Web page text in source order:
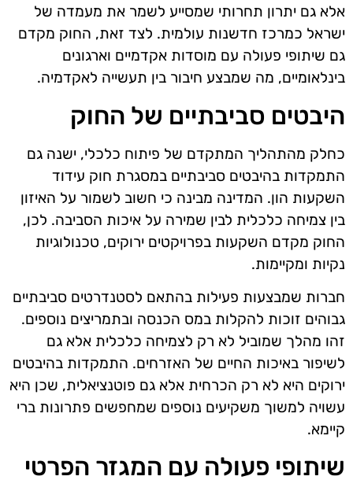
אלא גם יתרון תחרותי שמסייע לשמר את מעמדה של
ישראל כמרכז חדשנות עולמית. לצד זאת, החוק מקדם
גם שיתופי פעולה עם מוסדות אקדמיים וארגונים
בינלאומיים, מה שמבצע חיבור בין תעשייה לאקדמיה.
היבטים סביבתיים של החוק
כחלק מהתהליך המתקדם של פיתוח כלכלי, ישנה גם
התמקדות בהיבטים סביבתיים במסגרת חוק עידוד
השקעות הון. המדינה מבינה כי חשוב לשמור על האיזון
בין צמיחה כלכלית לבין שמירה על איכות הסביבה. לכן,
החוק מקדם השקעות בפרויקטים ירוקים, טכנולוגיות
נקיות ומקיימות.
חברות שמבצעות פעילות בהתאם לסטנדרטים סביבתיים
גבוהים זוכות להקלות במס הכנסה ובתמריצים נוספים.
זהו מהלך שמוביל לא רק לצמיחה כלכלית אלא גם
לשיפור באיכות החיים של האזרחים. התמקדות בהיבטים
ירוקים היא לא רק הכרחית אלא גם פוטנציאלית, שכן היא
עשויה למשוך משקיעים נוספים שמחפשים פתרונות ברי
קיימא.
שיתופי פעולה עם המגזר הפרטי